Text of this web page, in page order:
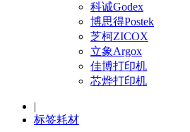
科诚Godex
博思得Postek
芝柯ZICOX
立象Argox
佳博打印机
芯烨打印机
|
标签耗材